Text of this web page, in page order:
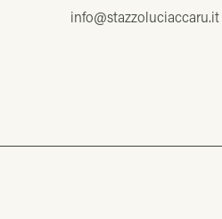
info@stazzoluciaccaru.it